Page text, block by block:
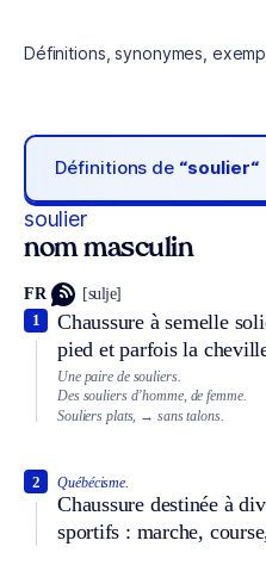
Définitions, synonymes,
Définitions de “soulier“
soulier
nom masculin
FR [sulje]
Chaussure à semelle
pied et parfois la
1
Une paire de souliers.
Des souliers d’homme, de femme.
Souliers plats, → sans talons.
Québécisme.
Chaussure destinée à
sportifs : marche,
2